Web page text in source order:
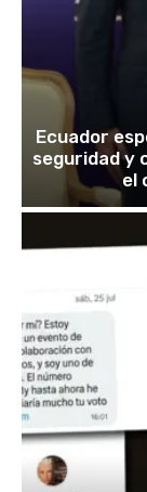
Ecuador
seguridad y
el